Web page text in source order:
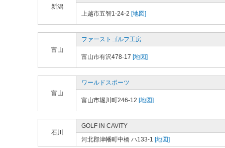
新潟
上越市五智1-24-2 [地図]
富山
ファーストゴルフ工房
富山市有沢478-17 [地図]
富山
ワールドスポーツ
富山市堀川町246-12 [地図]
石川
GOLF IN CAVITY
河北郡津幡町中橋 ハ133-1 [地図]